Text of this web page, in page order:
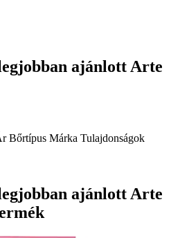
ajánlott Arte
Bőrtípus Márka Tulajdonságok
ajánlott Arte